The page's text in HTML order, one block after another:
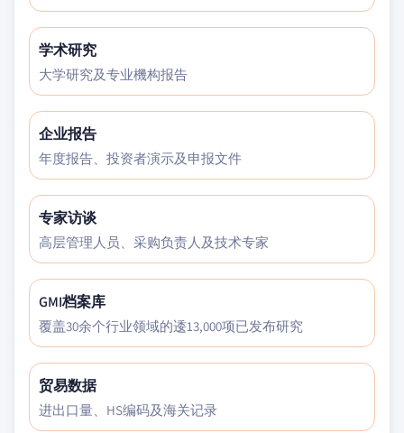
学术研究
大学研究及专业機构报告
企业报告
年度报告、投资者演示及申报文件
专家访谈
高层管理人员、采购负责人及技术专家
GMI档案库
覆盖30余个行业领域的逶13,000项已发布研究
贸易数据
进出口量、HS编码及海关记录